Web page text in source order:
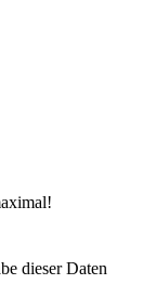
dieser Daten